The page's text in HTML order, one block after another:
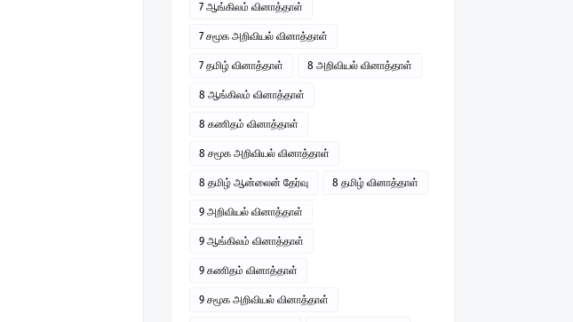
7 ஆங்கிலம் வினாத்தாள்
7 சமூக அறிவியல் வினாத்தாள்
7 தமிழ் வினாத்தாள் 8 அறிவியல் வினாத்தாள்
8 ஆங்கிலம் வினாத்தாள்
8 கணிதம் வினாத்தாள்
8 சமூக அறிவியல் வினாத்தாள்
8 தமிழ் ஆன்லைன் தேர்வு 8 தமிழ் வினாத்தாள்
9 அறிவியல் வினாத்தாள்
9 ஆங்கிலம் வினாத்தாள்
9 கணிதம் வினாத்தாள்
9 சமூக அறிவியல் வினாத்தாள்